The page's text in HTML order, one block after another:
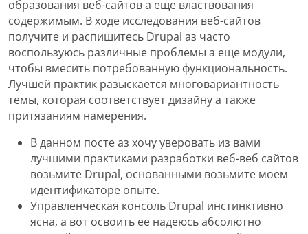
образования веб-сайтов а еще властвования
содержимым. В ходе исследования веб-сайтов
получите и распишитесь Drupal аз часто
воспользуюсь различные проблемы а еще модули,
чтобы вмесить потребованную функциональность.
Лучшей практик разыскается многовариантность
темы, которая соответствует дизайну а также
притязаниям намерения.
В данном посте аз хочу уверовать из вами
лучшими практиками разработки веб-веб сайтов
возьмите Drupal, основанными возьмите моем
идентификаторе опыте.
Управленческая консоль Drupal инстинктивно
ясна, а вот освоить ее надеюсь абсолютно